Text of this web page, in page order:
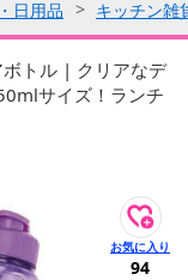
日用品 キッチン雑
ボトル | クリアなデ
サイズ！ランチ
94